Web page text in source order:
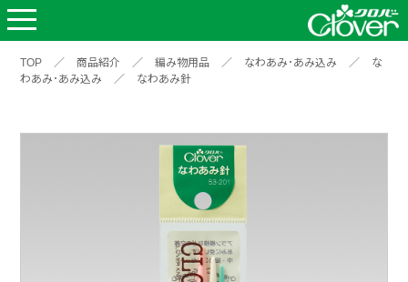
TOP ／ 商品紹介 ／ 編み物用品 ／ なわあみ･あみ込み ／
な
わあみ･あみ込み
／ なわあみ針